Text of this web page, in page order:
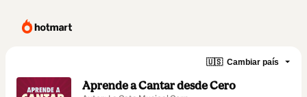
🇺🇸 Cambiar país
Aprende a Cantar desde Cero